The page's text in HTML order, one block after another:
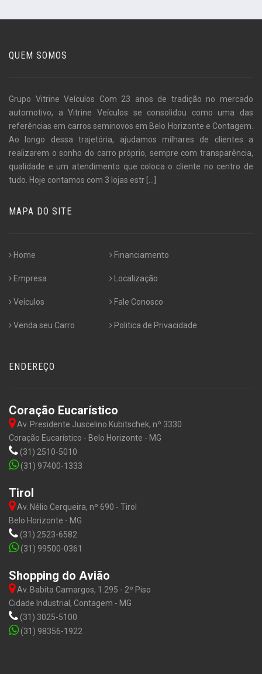
QUEM SOMOS
Grupo Vitrine Veículos Com 23 anos de tradição no mercado
automotivo, a Vitrine Veículos se consolidou como uma das
referências em carros seminovos em Belo Horizonte e Contagem.
Ao longo dessa trajetória, ajudamos milhares de clientes a
realizarem o sonho do carro próprio, sempre com transparência,
qualidade e um atendimento que coloca o cliente no centro de
tudo. Hoje contamos com 3 lojas estr [...]
MAPA DO SITE
Home
Empresa
Veículos
Venda seu Carro
Financiamento
Localização
Fale Conosco
Politica de Privacidade
ENDEREÇO
Coração Eucarístico
Av. Presidente Juscelino Kubitschek, nº 3330
Coração Eucarístico - Belo Horizonte - MG
(31) 2510-5010
(31) 97400-1333
Tirol
Av. Nélio Cerqueira, nº 690 - Tirol
Belo Horizonte - MG
(31) 2523-6582
(31) 99500-0361
Shopping do Avião
Av. Babita Camargos, 1.295 - 2º Piso
Cidade Industrial, Contagem - MG
(31) 3025-5100
(31) 98356-1922